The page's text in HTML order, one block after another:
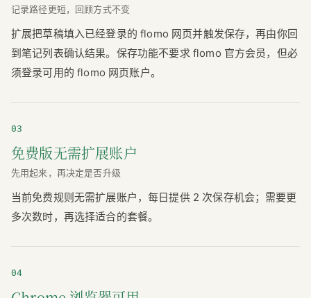
记录路径更短，回顾方式不变
扩展把草稿填入已经登录的 flomo 网页并触发保存，再由你回
到笔记列表确认结果。保存功能不要求 flomo 官方会员，但必
须登录可用的 flomo 网页账户。
03
免费版无需扩展账户
先用起来，再决定是否升级
当前免费规则无需扩展账户，每日提供 2 次保存机会；需要更
多次数时，再选择适合的套餐。
04